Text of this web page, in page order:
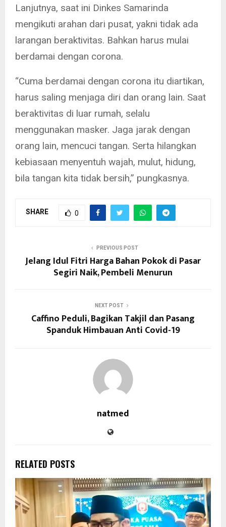
Lanjutnya, saat ini Dinkes Samarinda
mengikuti arahan dari pusat, yakni tidak ada
larangan beraktivitas. Bahkan harus mulai
berdamai dengan corona.
“Cuma berdamai dengan corona itu diartikan,
harus saling menjaga diri dan orang lain. Saat
beraktivitas di luar rumah, selalu
menggunakan masker. Jaga jarak dengan
orang lain, mencuci tangan. Serta hilangkan
kebiasaan menyentuh wajah, mulut, hidung,
bila tangan kita tidak bersih,” pungkasnya.
SHARE 0
PREVIOUS POST
Jelang Idul Fitri Harga Bahan Pokok di Pasar
Segiri Naik, Pembeli Menurun
NEXT POST
Caffino Peduli, Bagikan Takjil dan Pasang
Spanduk Himbauan Anti Covid-19
natmed
RELATED POSTS